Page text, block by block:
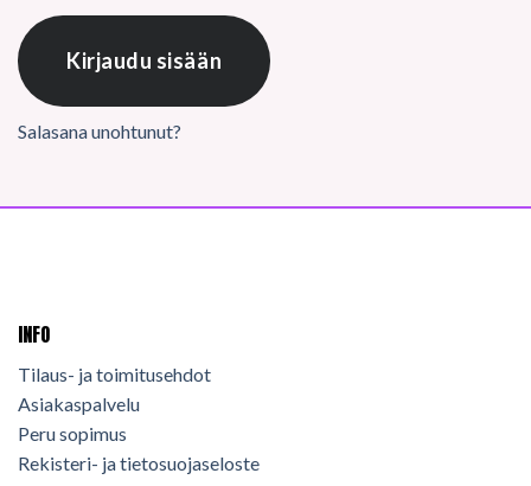
Kirjaudu sisään
Salasana unohtunut?
INFO
Tilaus- ja toimitusehdot
Asiakaspalvelu
Peru sopimus
Rekisteri- ja tietosuojaseloste